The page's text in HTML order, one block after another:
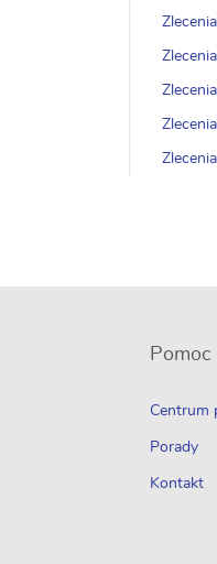
Pomoc
Centrum
Porady
Kontakt